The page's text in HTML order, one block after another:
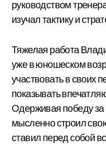
руководством
изучал тактику и
Тяжелая работа
уже в юношеском
участвовать в своих
показывать
Одерживая победу
мысленно строил
ставил перед собой